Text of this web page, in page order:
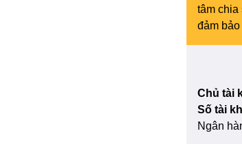
tâm
đảm
Chủ tài
Số tài
Ngân